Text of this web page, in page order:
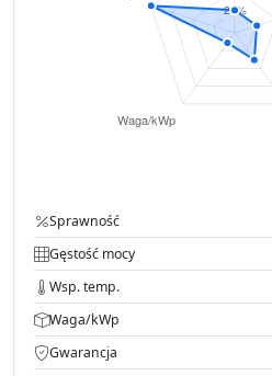
Sprawność
Gęstość mocy
Wsp. temp.
Waga/kWp
Gwarancja